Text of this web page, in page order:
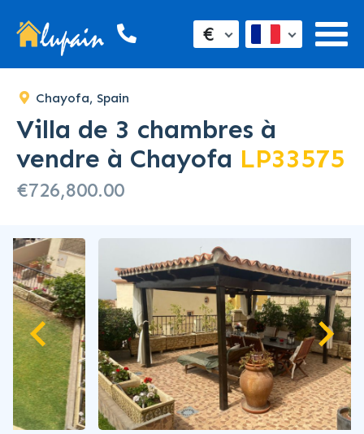
€
Chayofa, Spain
Villa de 3 chambres à
vendre à Chayofa LP33575
€726,800.00
SOLD